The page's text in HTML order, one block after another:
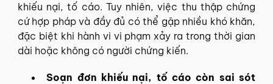
khiếu nại, tố cáo. Tuy nhiên, việc thu thập chứng
cứ hợp pháp và đầy đủ có thể gặp nhiều khó khăn,
đặc biệt khi hành vi vi phạm xảy ra trong thời gian
dài hoặc không có người chứng kiến.
Soạn đơn khiếu nại, tố cáo còn sai sót